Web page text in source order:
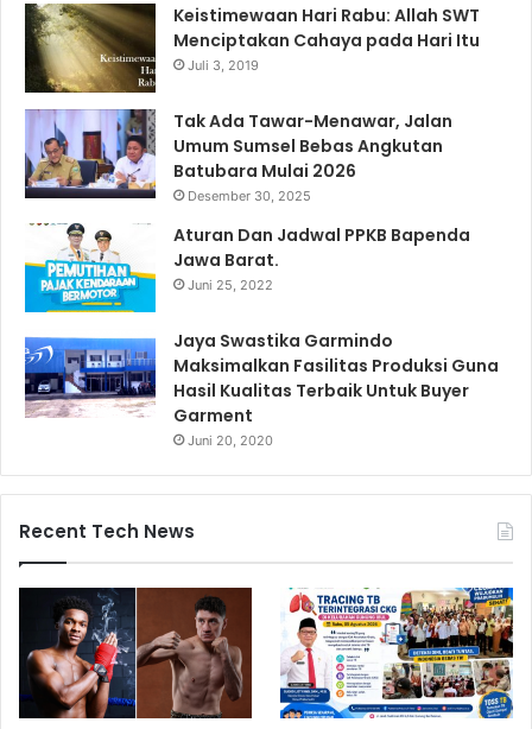
Keistimewaan Hari Rabu: Allah SWT
Menciptakan Cahaya pada Hari Itu
Juli 3, 2019
Tak Ada Tawar-Menawar, Jalan
Umum Sumsel Bebas Angkutan
Batubara Mulai 2026
Desember 30, 2025
Aturan Dan Jadwal PPKB Bapenda
Jawa Barat.
Juni 25, 2022
Jaya Swastika Garmindo
Maksimalkan Fasilitas Produksi Guna
Hasil Kualitas Terbaik Untuk Buyer
Garment
Juni 20, 2020
Recent Tech News